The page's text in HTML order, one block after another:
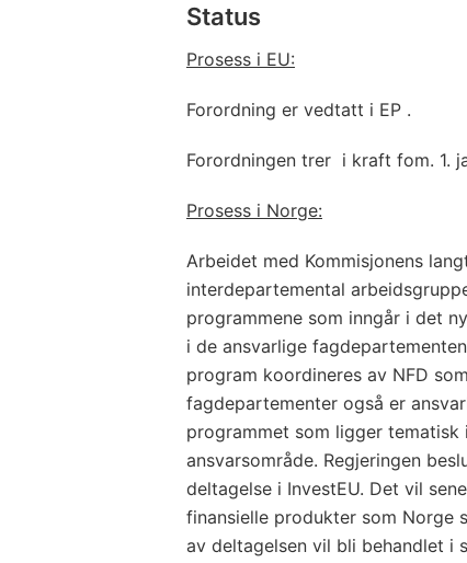
Status
Prosess i EU:
Forordning er vedtatt i EP .
Forordningen trer i kraft fom. 1.
Prosess i Norge:
Arbeidet med Kommisjonens
interdepartemental
programmene som inngår i det
i de ansvarlige
program koordineres av NFD
fagdepartementer også er
programmet som ligger tematisk
ansvarsområde. Regjeringen
deltagelse i InvestEU. Det vil
finansielle produkter som Norge
av deltagelsen vil bli behandlet i